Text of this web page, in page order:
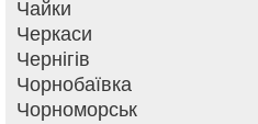
Чайки
Черкаси
Чернігів
Чорнобаївка
Чорноморськ